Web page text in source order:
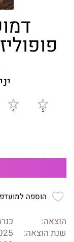
הוספה
הוצאה:
שנת הוצאה: